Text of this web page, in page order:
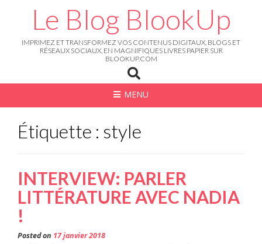
Le Blog BlookUp
IMPRIMEZ ET TRANSFORMEZ VOS CONTENUS DIGITAUX, BLOGS ET
RÉSEAUX SOCIAUX, EN MAGNIFIQUES LIVRES PAPIER SUR
BLOOKUP.COM
MENU
Étiquette : style
INTERVIEW: PARLER
LITTÉRATURE AVEC NADIA
!
Posted on 17 janvier 2018